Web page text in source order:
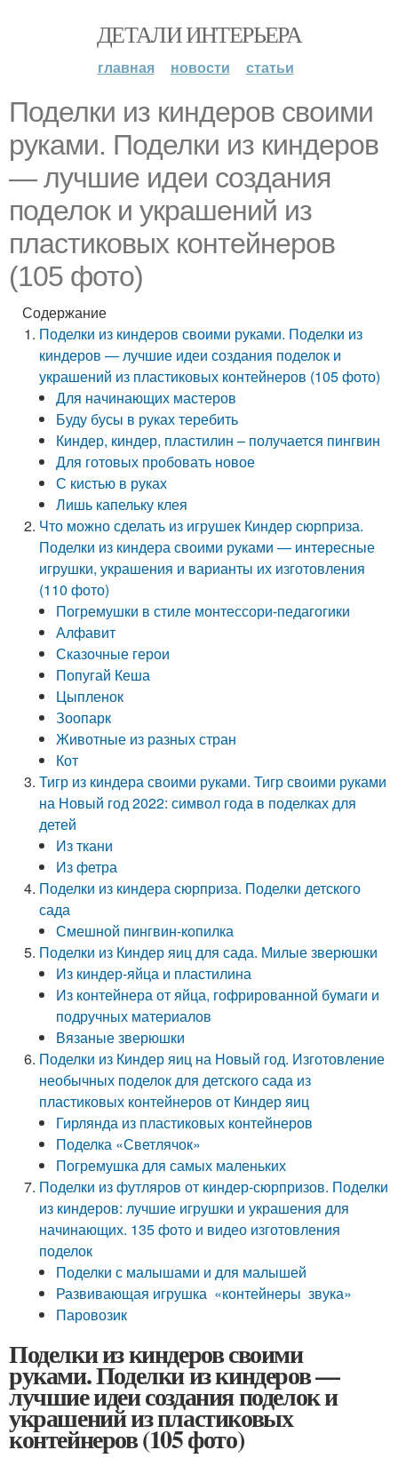
ДЕТАЛИ ИНТЕРЬЕРА
главная новости статьи
Поделки из киндеров своими
руками. Поделки из киндеров
— лучшие идеи создания
поделок и украшений из
пластиковых контейнеров
(105 фото)
Содержание
Поделки из киндеров своими руками. Поделки из
киндеров — лучшие идеи создания поделок и
украшений из пластиковых контейнеров (105 фото)
Для начинающих мастеров
Буду бусы в руках теребить
Киндер, киндер, пластилин – получается пингвин
Для готовых пробовать новое
С кистью в руках
Лишь капельку клея
Что можно сделать из игрушек Киндер сюрприза.
Поделки из киндера своими руками — интересные
игрушки, украшения и варианты их изготовления
(110 фото)
Погремушки в стиле монтессори-педагогики
Алфавит
Сказочные герои
Попугай Кеша
Цыпленок
Зоопарк
Животные из разных стран
Кот
Тигр из киндера своими руками. Тигр своими руками
на Новый год 2022: символ года в поделках для
детей
Из ткани
Из фетра
Поделки из киндера сюрприза. Поделки детского
сада
Смешной пингвин-копилка
Поделки из Киндер яиц для сада. Милые зверюшки
Из киндер-яйца и пластилина
Из контейнера от яйца, гофрированной бумаги и
подручных материалов
Вязаные зверюшки
Поделки из Киндер яиц на Новый год. Изготовление
необычных поделок для детского сада из
пластиковых контейнеров от Киндер яиц
Гирлянда из пластиковых контейнеров
Поделка «Светлячок»
Погремушка для самых маленьких
Поделки из футляров от киндер-сюрпризов. Поделки
из киндеров: лучшие игрушки и украшения для
начинающих. 135 фото и видео изготовления
поделок
Поделки с малышами и для малышей
Развивающая игрушка «контейнеры звука»
Паровозик
Поделки из киндеров своими
руками. Поделки из киндеров —
лучшие идеи создания поделок и
украшений из пластиковых
контейнеров (105 фото)